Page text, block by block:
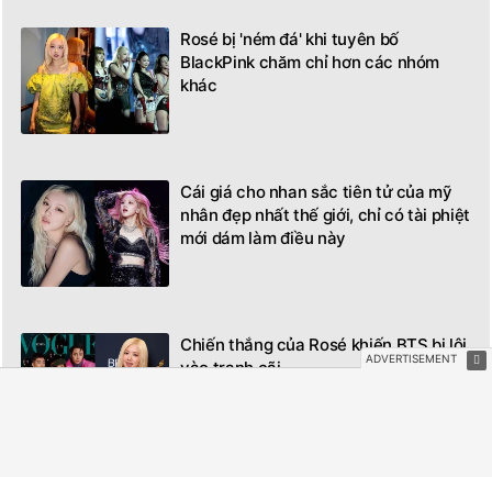
Rosé bị 'ném đá' khi tuyên bố
BlackPink chăm chỉ hơn các nhóm
khác
Cái giá cho nhan sắc tiên tử của mỹ
nhân đẹp nhất thế giới, chỉ có tài phiệt
mới dám làm điều này
Chiến thắng của Rosé khiến BTS bị lôi
vào tranh cãi